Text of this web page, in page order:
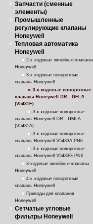
Запчасти (сменные
элементы)
Промышленные
регулирующие клапаны
Honeywell
Тепловая автоматика
Honeywell
2-х ходовые линейные клапаны
Honeywell
3-х ходовые поворотные
клапаны Honeywell
3-х ходовые поворотные
клапаны Honeywell DR...GFLA
(V5431F)
3-х ходовые поворотные
клапаны Honeywell DR...GMLA
(V5431А)
3-х ходовые поворотные
клапаны Honeywell V5433A PN6
3-х ходовые поворотные
клапаны Honeywell V5433G PN6
3-ходовые линейные клапаны
Honeywell
4-х ходовые поворотные
клапаны Honeywell
Приводы для клапанов
Honeywell
Сетчатые угловые
фильтры Honeywell